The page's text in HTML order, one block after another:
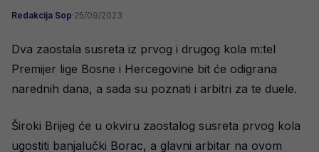
Redakcija Sop·25/09/2023
Dva zaostala susreta iz prvog i drugog kola m:tel
Premijer lige Bosne i Hercegovine bit će odigrana
narednih dana, a sada su poznati i arbitri za te duele.
Široki Brijeg će u okviru zaostalog susreta prvog kola
ugostiti banjalučki Borac, a glavni arbitar na ovom